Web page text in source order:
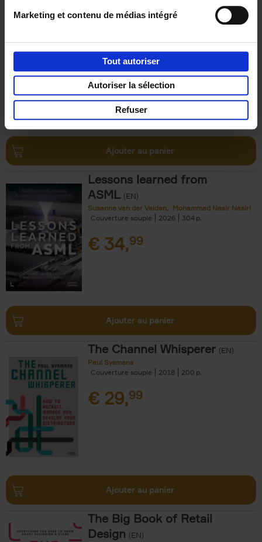
Marketing et contenu de médias intégré
Tout autoriser
Autoriser la sélection
Refuser
Go with your talent
€31,99
Ajouter au panier
Lessons learned from
ASML (EN)
Susanne van der Velden
Mohammad Nasir Nasiri
Couverture souple
2026 304
€ 34,99
Ajouter au panier
The Channel Whisperer (EN)
Paul Sysmans
Couverture souple
2018 200
€ 29,99
Ajouter au panier
The Big Book of Retail
Design (EN)